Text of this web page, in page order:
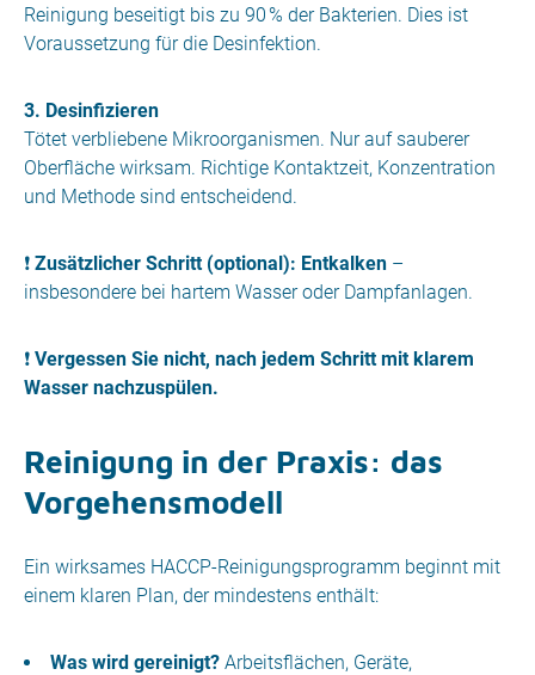
Reinigung beseitigt bis zu 90 % der Bakterien. Dies ist
Voraussetzung für die Desinfektion.
3. Desinfizieren
Tötet verbliebene Mikroorganismen. Nur auf sauberer
Oberfläche wirksam. Richtige Kontaktzeit, Konzentration
und Methode sind entscheidend.
❗ Zusätzlicher Schritt (optional): Entkalken –
insbesondere bei hartem Wasser oder Dampfanlagen.
❗ Vergessen Sie nicht, nach jedem Schritt mit klarem
Wasser nachzuspülen.
Reinigung in der Praxis: das
Vorgehensmodell
Ein wirksames HACCP-Reinigungsprogramm beginnt mit
einem klaren Plan, der mindestens enthält:
Was wird gereinigt? Arbeitsflächen, Geräte,